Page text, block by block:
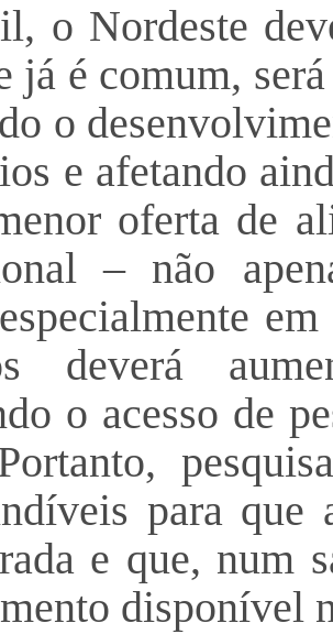
o Nordeste
já é comum,
o
e afetando
oferta de
– não
deverá
o acesso de
para que
e que, num
disponível